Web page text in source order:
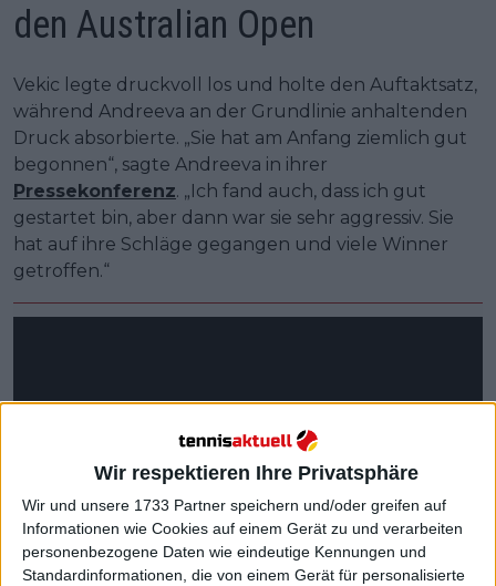
Wir respektieren Ihre Privatsphäre
Wir und unsere 1733 Partner speichern und/oder greifen auf
Informationen wie Cookies auf einem Gerät zu und verarbeiten
personenbezogene Daten wie eindeutige Kennungen und
Standardinformationen, die von einem Gerät für personalisierte
den Australian Open
Vekic legte druckvoll los und holte den Auftaktsatz,
während Andreeva an der Grundlinie anhaltenden
Druck absorbierte. „Sie hat am Anfang ziemlich gut
begonnen“, sagte Andreeva in ihrer
Pressekonferenz. „Ich fand auch, dass ich gut
gestartet bin, aber dann war sie sehr aggressiv. Sie
hat auf ihre Schläge gegangen und viele Winner
getroffen.“